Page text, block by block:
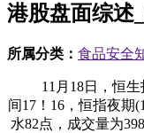
港股盘面综述
所属分类： 食品安全
11月18日，恒生
间17！16，恒指夜期
水82点，成交量为